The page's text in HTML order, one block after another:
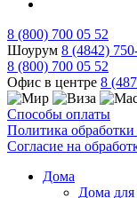
8 (800) 700 05 52
Шоурум 8 (4842)
8 (800) 700 05 52
Офис в центре 8
Способы оплаты
Политика
Согласие на
Дома
Дома